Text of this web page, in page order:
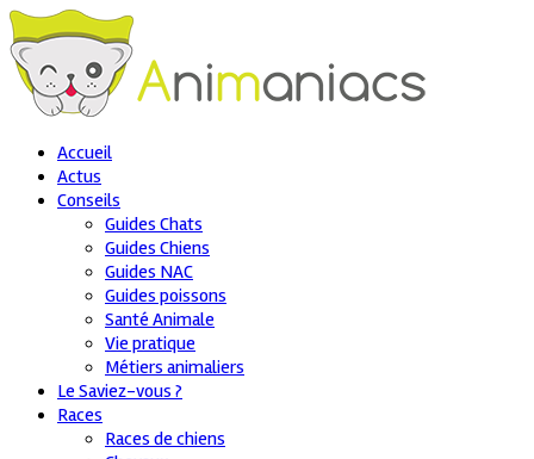
Accueil
Actus
Conseils
Guides Chats
Guides Chiens
Guides NAC
Guides poissons
Santé Animale
Vie pratique
Métiers animaliers
Le Saviez-vous ?
Races
Races de chiens